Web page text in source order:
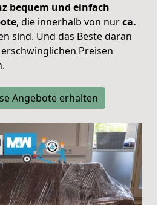
bequem und einfach
, die innerhalb von nurca.
sind. Und das Beste daran
Preisen
Angebote erhalten